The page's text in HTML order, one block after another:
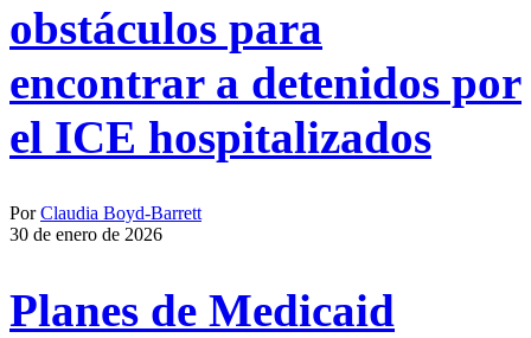
obstáculos para
encontrar a detenidos por
el ICE hospitalizados
PorClaudia Boyd-Barrett
30 de enero de 2026
Planes de Medicaid